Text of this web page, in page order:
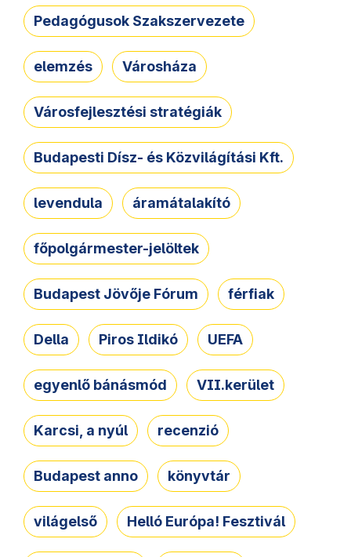
Pedagógusok Szakszervezete
elemzés Városháza
Városfejlesztési stratégiák
Budapesti Dísz- és Közvilágítási Kft.
levendula áramátalakító
főpolgármester-jelöltek
Budapest Jövője Fórum férfiak
Della Piros Ildikó UEFA
egyenlő bánásmód VII.kerület
Karcsi, a nyúl recenzió
Budapest anno könyvtár
világelső Helló Európa! Fesztivál